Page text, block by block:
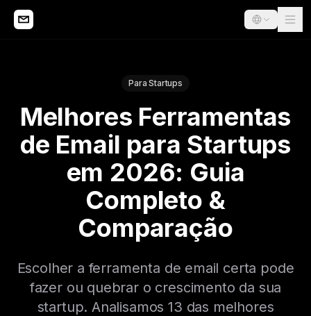
Para Startups
Melhores Ferramentas
de Email para Startups
em 2026: Guia
Completo &
Comparação
Escolher a ferramenta de email certa pode
fazer ou quebrar o crescimento da sua
startup. Analisamos 13 das melhores